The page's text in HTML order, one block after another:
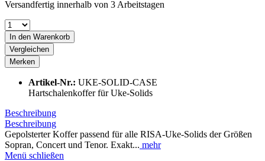
Versandfertig innerhalb von 3 Arbeitstagen
In den Warenkorb
Vergleichen
Merken
Artikel-Nr.: UKE-SOLID-CASE
Hartschalenkoffer für Uke-Solids
Beschreibung
Beschreibung
Gepolsterter Koffer passend für alle RISA-Uke-Solids der Größen
Sopran, Concert und Tenor. Exakt... mehr
Menü schließen